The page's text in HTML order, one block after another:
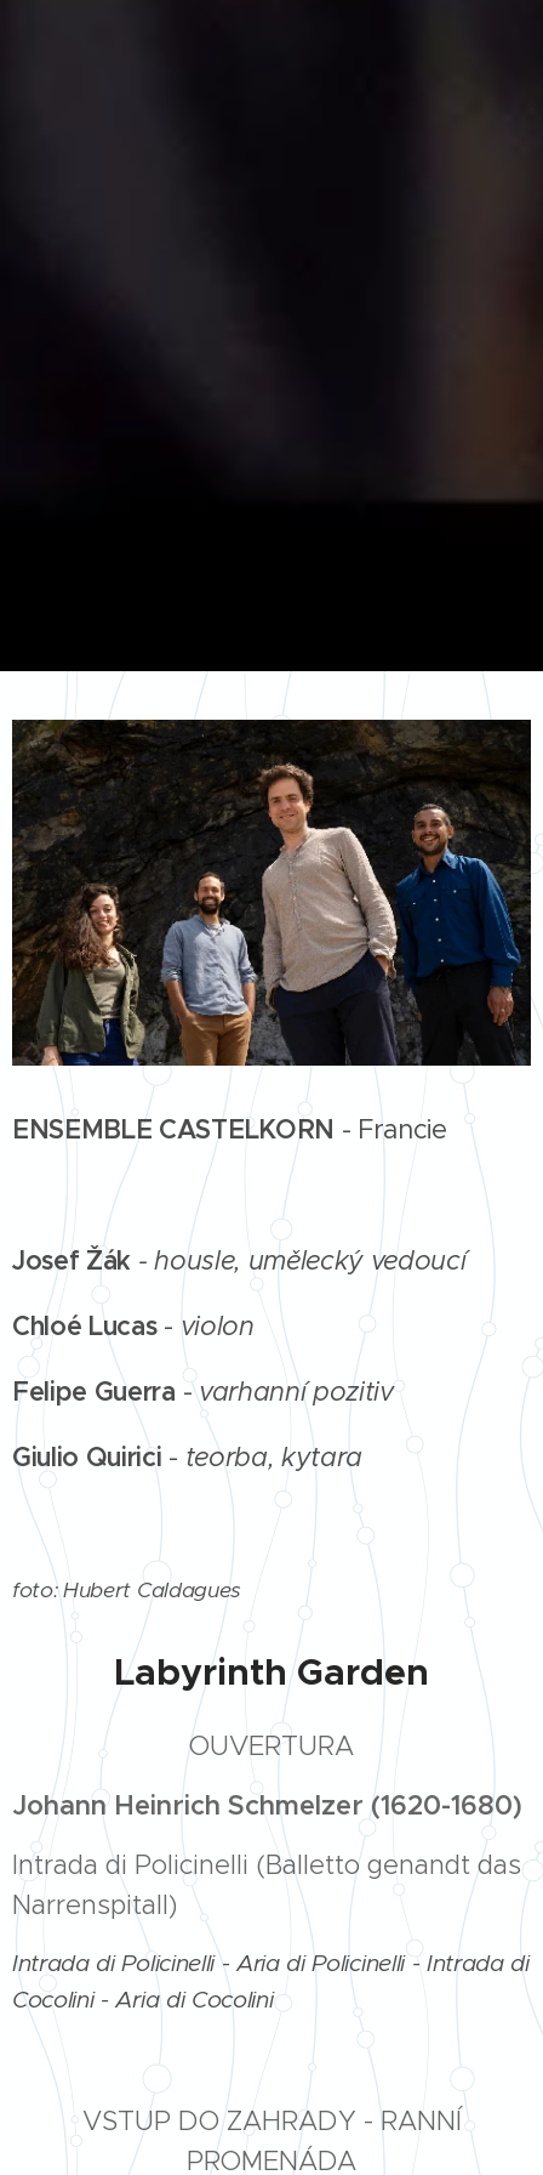
ENSEMBLE CASTELKORN - Francie
Josef Žák - housle, umělecký vedoucí
Chloé Lucas- violon
Felipe Guerra -varhanní pozitiv
Giulio Quirici - teorba, kytara
foto: Hubert Caldagues
Labyrinth Garden
OUVERTURA
Johann Heinrich Schmelzer (1620-1680)
Intrada di Policinelli (Balletto genandt das
Narrenspitall)
Intrada di Policinelli - Aria di Policinelli - Intrada di
Cocolini - Aria di Cocolini
VSTUP DO ZAHRADY - RANNÍ
PROMENÁDA